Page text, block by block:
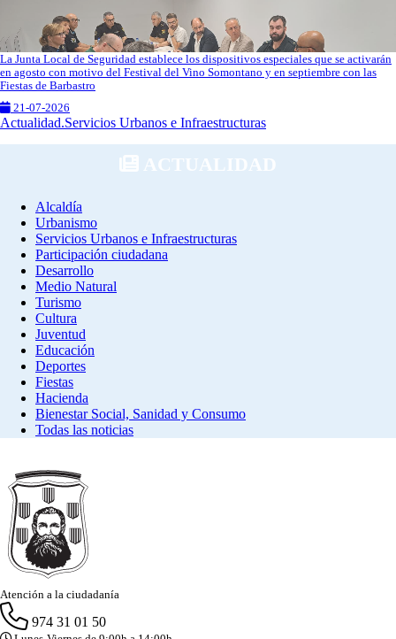
La Junta Local de Seguridad establece los dispositivos especiales que se activarán
en agosto con motivo del Festival del Vino Somontano y en septiembre con las
Fiestas de Barbastro
21-07-2026
Actualidad.Servicios Urbanos e Infraestructuras
ACTUALIDAD
Alcaldía
Urbanismo
Servicios Urbanos e Infraestructuras
Participación ciudadana
Desarrollo
Medio Natural
Turismo
Cultura
Juventud
Educación
Deportes
Fiestas
Hacienda
Bienestar Social, Sanidad y Consumo
Todas las noticias
Atención a la ciudadanía
974 31 01 50